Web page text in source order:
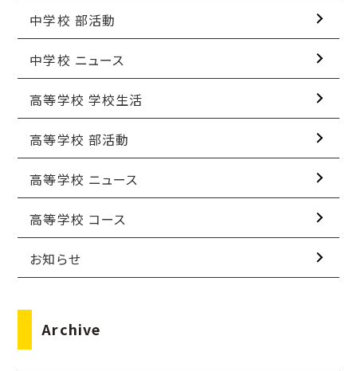
中学校 部活動
中学校 ニュース
高等学校 学校生活
高等学校 部活動
高等学校 ニュース
高等学校 コース
お知らせ
Archive